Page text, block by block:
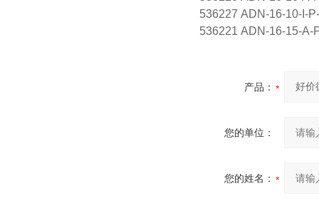
536227 ADN-16-10-I-
536221 ADN-16-15-A-
产品：
您的单位：
您的姓名：